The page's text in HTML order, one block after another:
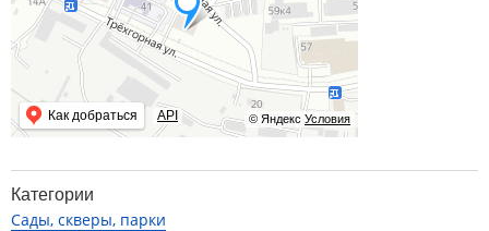
© Яндекс Условия
Как добраться API
Категории
Сады, скверы, парки